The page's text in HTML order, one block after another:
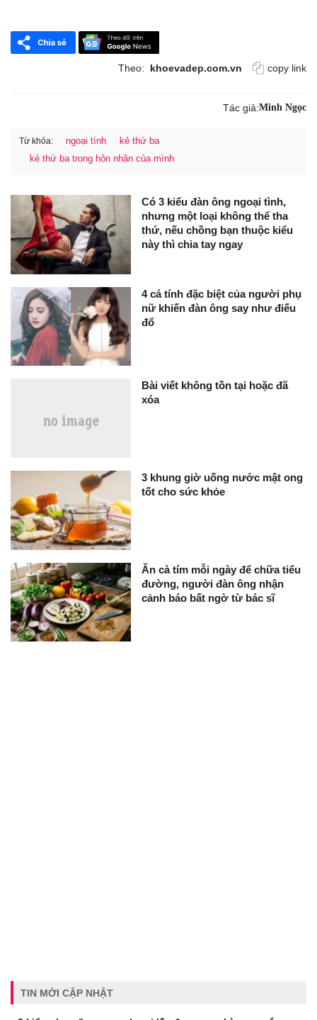
Theo: khoevadep.com.vn copy link
Tác giả:Minh Ngọc
Từ khóa: ngoại tình
kẻ thứ ba
kẻ thứ ba trong hôn nhân của mình
Có 3 kiểu đàn ông ngoại tình,
nhưng một loại không thể tha
thứ, nếu chồng bạn thuộc kiểu
này thì chia tay ngay
4 cá tính đặc biệt của người phụ
nữ khiến đàn ông say như điếu
đổ
Bài viết không tồn tại hoặc đã
xóa
3 khung giờ uống nước mật ong
tốt cho sức khỏe
Ăn cà tím mỗi ngày để chữa tiểu
đường, người đàn ông nhận
cảnh báo bất ngờ từ bác sĩ
TIN MỚI CẬP NHẬT